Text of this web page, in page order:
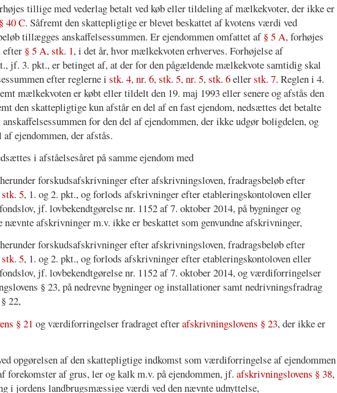
tillige med vederlag betalt ved køb eller tildeling af mælkekvoter, der ikke er
40 C. Såfremt den skattepligtige er blevet beskattet af kvotens værdi ved
tillægges anskaffelsessummen. Er ejendommen omfattet af§ 5 A, forhøjes
efter § 5 A, stk. 1, i det år, hvor mælkekvoten erhverves. Forhøjelse af
jf. 3. pkt., er betinget af, at der for den pågældende mælkekvote samtidig skal
efter reglerne istk. 4, nr. 6,stk. 5, nr. 5,stk. 6ellerstk. 7. Reglen i 4.
mælkekvoten er købt eller tildelt den 19. maj 1993 eller senere og afstås den
den skattepligtige kun afstår en del af en fast ejendom, nedsættes det betalte
for den del af ejendommen, der ikke udgør boligdelen, og
ejendommen, der afstås.
i afståelsesåret på samme ejendom med
forskudsafskrivninger efter afskrivningsloven, fradragsbeløb efter
5, 1. og 2. pkt., og forlods afskrivninger efter etableringskontoloven eller
jf. lovbekendtgørelse nr. 1152 af 7. oktober 2014, på bygninger og
afskrivninger m.v. ikke er beskattet som genvundne afskrivninger,
forskudsafskrivninger efter afskrivningsloven, fradragsbeløb efter
5, 1. og 2. pkt., og forlods afskrivninger efter etableringskontoloven eller
jf. lovbekendtgørelse nr. 1152 af 7. oktober 2014, og værdiforringelser
§ 23, på nedrevne bygninger og installationer samt nedrivningsfradrag
22,
§ 21 og værdiforringelser fradraget efterafskrivningslovens § 23, der ikke er
opgørelsen af den skattepligtige indkomst som værdiforringelse af ejendommen
forekomster af grus, ler og kalk m.v. på ejendommen, jf. afskrivningslovens § 38,
i jordens landbrugsmæssige værdi ved den nævnte udnyttelse,